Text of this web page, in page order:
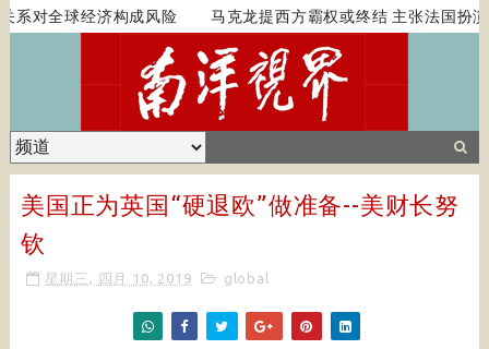
系对全球经济构成风险 马克龙提西方霸权或终结 主张法国扮演
美国正为英国“硬退欧”做准备--美财长努
钦
星期三, 四月 10, 2019 global